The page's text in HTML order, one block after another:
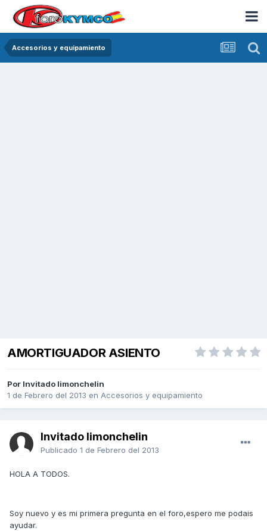
Accesorios y equipamiento
AMORTIGUADOR ASIENTO
Por Invitado limonchelin
1 de Febrero del 2013 en Accesorios y equipamiento
Invitado limonchelin
Publicado 1 de Febrero del 2013
HOLA A TODOS.
Soy nuevo y es mi primera pregunta en el foro,espero me podais
ayudar.